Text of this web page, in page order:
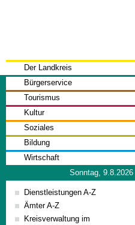
Der Landkreis
Bürgerservice
Tourismus
Kultur
Soziales
Bildung
Wirtschaft
Sonntag, 9.8.2026
Dienstleistungen A-Z
Ämter A-Z
Kreisverwaltung im